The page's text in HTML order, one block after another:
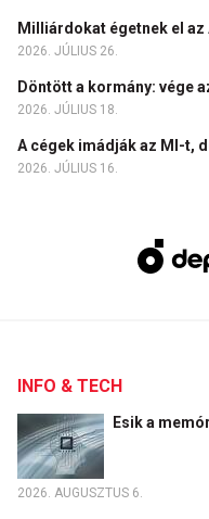
Milliárdokat égetnek el az
2026. JÚLIUS 26.
Döntött a kormány: vége
2026. JÚLIUS 18.
A cégek imádják az MI-t,
2026. JÚLIUS 16.
INFO & TECH
Esik a
2026. AUGUSZTUS 6.